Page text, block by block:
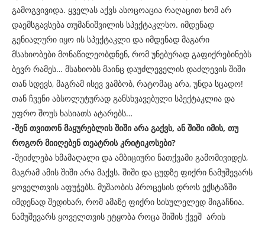
გამოგვივიდა. ყველას აქვს ასოცოაცია რაღაცით ხომ არ
დაემსგავსება თუმანიშვილის სპექტაკლსო. იმდენად
გენიალური იყო ის სპექტაკლი და იმდენად მაგარი
მსახიობები მონაწილეობდნენ, რომ უნებურად გაფიქრებინებს
ბევრ რამეს… მსახიობს მაინც დაუძლეველის დაძლევის შიში
თან სდევს, მაგრამ ისევ ვამბობ, რატომაც არა, უნდა სცადო!
თან ჩვენი აბსოლუტურად განსხვავებული სპექტაკლია და
უფრო შოუს ხასიათს ატარებს…
-შენ თვითონ მაყურებლის შიში არა გაქვს, ან შიში იმის, თუ
როგორ მიიღებენ თეატრის კრიტიკოსები?
-შეიძლება ხმამაღალი და ამბიციური ნათქვამი გამომივიდეს,
მაგრამ ამის შიში არა მაქვს. შიში და ცუდზე ფიქრი ნამუშევარს
ყოველთვის აფუჭებს. მუშაობის პროცესის დროს ექსტაზში
იმდენად შედიხარ, რომ ამაზე ფიქრი სისულელედ მიგაჩნია.
ნამუშევარს ყოველთვის ეტყობა როცა შიშის ქვეშ არის